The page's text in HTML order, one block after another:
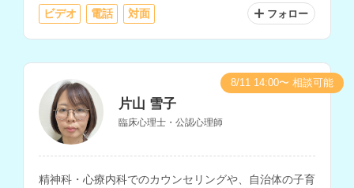
ビデオ 電話 対面 フォロー
片山 雪子
臨床心理士・公認心理師
精神科・心療内科でのカウンセリングや、自治体の子育
8/11 14:00〜 相談可能